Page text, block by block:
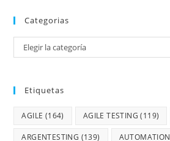
Categorias
Elegir la categoría
Etiquetas
AGILE (164) AGILE TESTING (119)
ARGENTESTING (139) AUTOMATION